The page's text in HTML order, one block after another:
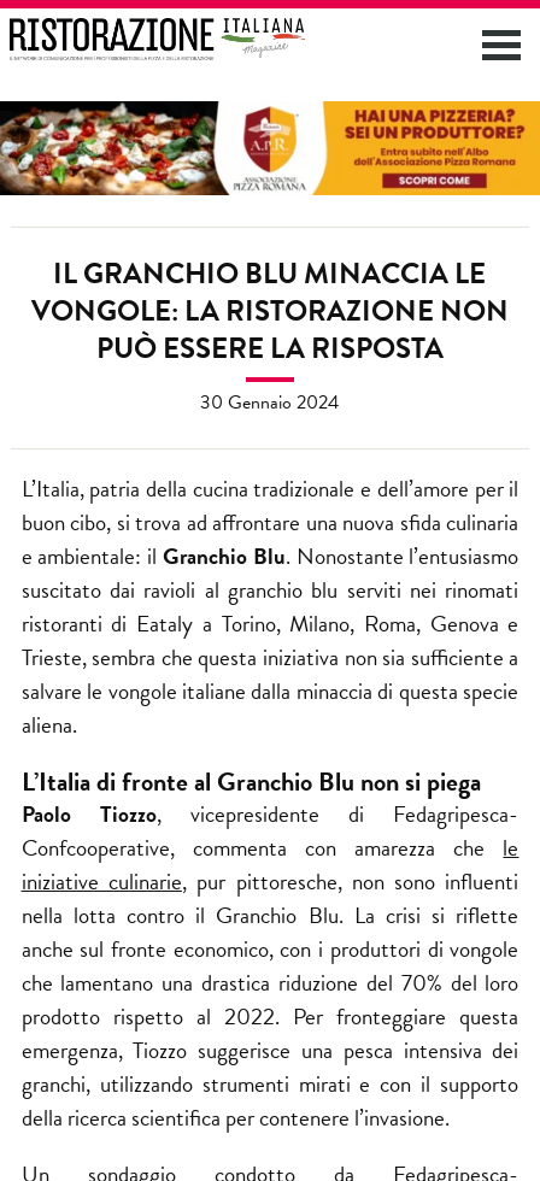
IL GRANCHIO BLU MINACCIA LE
VONGOLE: LA RISTORAZIONE NON
PUÒ ESSERE LA RISPOSTA
30 Gennaio 2024
L’Italia, patria della cucina tradizionale e dell’amore per il
buon cibo, si trova ad affrontare una nuova sfida culinaria
e ambientale: il Granchio Blu. Nonostante l’entusiasmo
suscitato dai ravioli al granchio blu serviti nei rinomati
ristoranti di Eataly a Torino, Milano, Roma, Genova e
Trieste, sembra che questa iniziativa non sia sufficiente a
salvare le vongole italiane dalla minaccia di questa specie
aliena.
L’Italia di fronte al Granchio Blu non si piega
Paolo Tiozzo, vicepresidente di Fedagripesca-
Confcooperative, commenta con amarezza che le
iniziative culinarie, pur pittoresche, non sono influenti
nella lotta contro il Granchio Blu. La crisi si riflette
anche sul fronte economico, con i produttori di vongole
che lamentano una drastica riduzione del 70% del loro
prodotto rispetto al 2022. Per fronteggiare questa
emergenza, Tiozzo suggerisce una pesca intensiva dei
granchi, utilizzando strumenti mirati e con il supporto
della ricerca scientifica per contenere l’invasione.